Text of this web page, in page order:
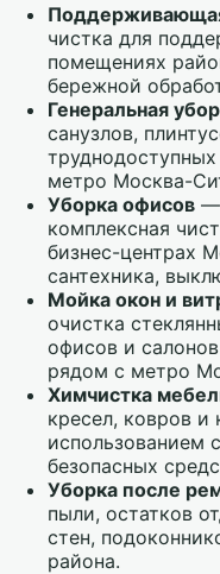
чистка для
помещениях
бережной
Генеральная
санузлов,
метро Москва-
Уборка офисов —
комплексная
бизнес-центрах
сантехника,
Мойка окон и
очистка
офисов и
рядом с метро
Химчистка
кресел, ковров и
использованием
безопасных
Уборка после
пыли, остатков
стен,
района.